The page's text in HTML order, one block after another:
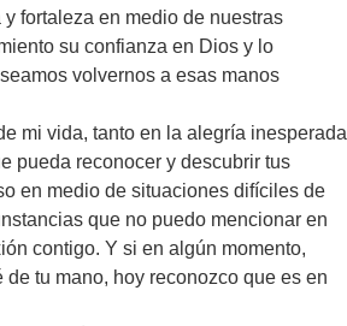
fortaleza en medio de nuestras
su confianza en Dios y lo
volvernos a esas manos
mi vida, tanto en la alegría inesperada
pueda reconocer y descubrir tus
en medio de situaciones difíciles de
que no puedo mencionar en
contigo. Y si en algún momento,
tu mano, hoy reconozco que es en